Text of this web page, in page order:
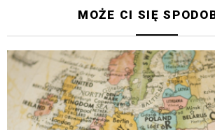
MOŻE CI SIĘ